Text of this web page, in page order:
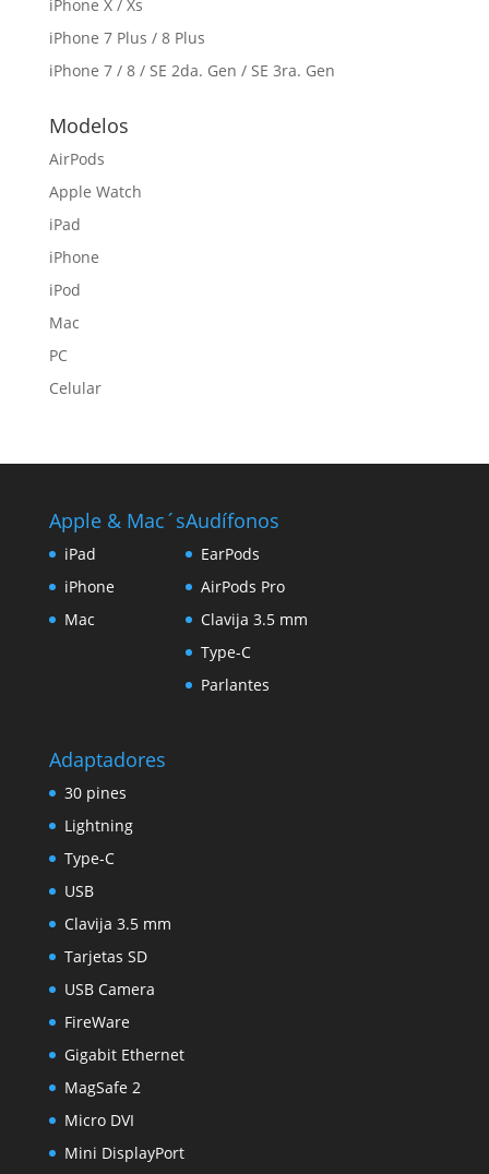
iPhone X / Xs
iPhone 7 Plus / 8 Plus
iPhone 7 / 8 / SE 2da. Gen / SE 3ra. Gen
Modelos
AirPods
Apple Watch
iPad
iPhone
iPod
Mac
PC
Celular
Apple & Mac´s
iPad
iPhone
Mac
Audífonos
EarPods
AirPods Pro
Clavija 3.5 mm
Type-C
Parlantes
Adaptadores
30 pines
Lightning
Type-C
USB
Clavija 3.5 mm
Tarjetas SD
USB Camera
FireWare
Gigabit Ethernet
MagSafe 2
Micro DVI
Mini DisplayPort